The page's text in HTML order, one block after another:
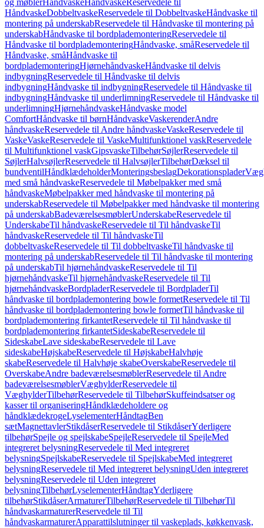
og møblerHåndvaskeHåndvaskeReservedele til
HåndvaskeDobbeltvaskeReservedele til DobbeltvaskeHåndvaske til
montering på underskabReservedele til Håndvaske til montering på
underskabHåndvaske til bordplademonteringReservedele til
Håndvaske til bordplademonteringHåndvaske, småReservedele til
Håndvaske, småHåndvaske til
bordplademonteringHjørnehåndvaskeHåndvaske til delvis
indbygningReservedele til Håndvaske til delvis
indbygningHåndvaske til indbygningReservedele til Håndvaske til
indbygningHåndvaske til underlimningReservedele til Håndvaske til
underlimningHjørnehåndvaskeHåndvaske model
ComfortHåndvaske til børnHåndvaskeVaskerenderAndre
håndvaskeReservedele til Andre håndvaskeVaskeReservedele til
VaskeVaskeReservedele til VaskeMultifunktionel vaskReservedele
til Multifunktionel vaskGipsvaskeTilbehørSøjlerReservedele til
SøjlerHalvsøjlerReservedele til HalvsøjlerTilbehørDæksel til
bundventilHåndklædeholderMonteringsbeslagDekorationsplader
med små håndvaskeReservedele til Møbelpakker med små
håndvaskeMøbelpakker med håndvaske til montering på
underskabReservedele til Møbelpakker med håndvaske til montering
på underskabBadeværelsesmøblerUnderskabeReservedele til
UnderskabeTil håndvaskeReservedele til Til håndvaskeTil
håndvaskeReservedele til Til håndvaskeTil
dobbeltvaskeReservedele til Til dobbeltvaskeTil håndvaske til
montering på underskabReservedele til Til håndvaske til montering
på underskabTil hjørnehåndvaskeReservedele til Til
hjørnehåndvaskeTil hjørnehåndvaskeReservedele til Til
hjørnehåndvaskeBordpladerReservedele til BordpladerTil
håndvaske til bordplademontering bowle formetReservedele til Til
håndvaske til bordplademontering bowle formetTil håndvaske til
bordplademontering firkantetReservedele til Til håndvaske til
bordplademontering firkantetSideskabeReservedele til
SideskabeLave sideskabeReservedele til Lave
sideskabeHøjskabeReservedele til HøjskabeHalvhøje
skabeReservedele til Halvhøje skabeOverskabeReservedele til
OverskabeAndre badeværelsesmøblerReservedele til Andre
badeværelsesmøblerVæghylderReservedele til
VæghylderTilbehørReservedele til TilbehørSkuffeindsatser og
kasser til organiseringHåndklædeholdere og
håndklædekrogeLyselementerHåndtagBen
sætMagnettavlerStikdåserReservedele til StikdåserYderligere
tilbehørSpejle og spejlskabeSpejleReservedele til SpejleMed
integreret belysningReservedele til Med integreret
belysningSpejlskabeReservedele til SpejlskabeMed integreret
belysningReservedele til Med integreret belysningUden integreret
belysningReservedele til Uden integreret
belysningTilbehørLyselementerHåndtagYderligere
tilbehørStikdåserArmaturerTilbehørReservedele til TilbehørTil
håndvaskarmaturerReservedele til Til
håndvaskarmaturerApparattilslutninger til vaskeplads, køkkenvask,